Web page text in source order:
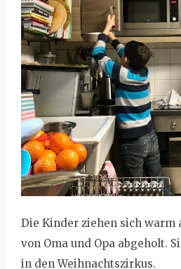
Die Kinder ziehen sich warm
von Oma und Opa abgeholt.
in den Weihnachtszirkus.